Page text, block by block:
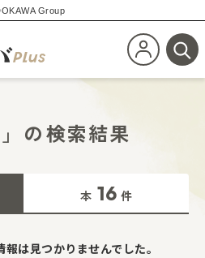
Group
新規会員登
検
」 の検索結果
本 16 件
は見つかりませんでした。